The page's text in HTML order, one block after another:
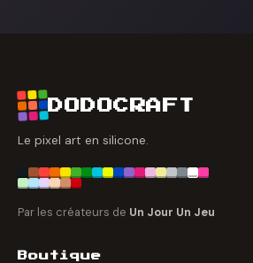
DODOCRAFT
Le pixel art en silicone.
Par les créateurs de Un Jour Un Jeu
Boutique